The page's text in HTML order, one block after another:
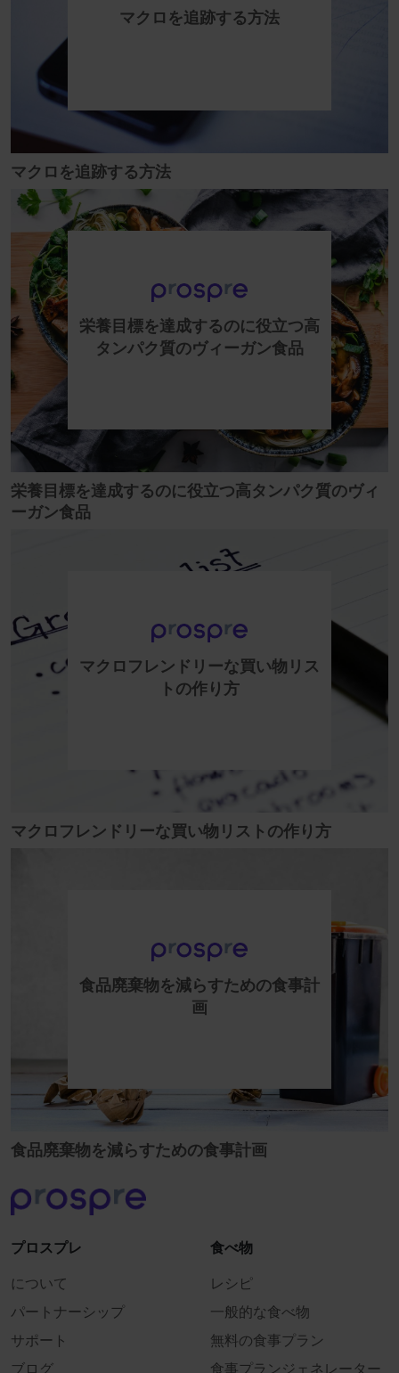
マクロを追跡する方法
マクロを追跡する方法
栄養目標を達成するのに役立つ高
タンパク質のヴィーガン食品
栄養目標を達成するのに役立つ高タンパク質のヴィ
ーガン食品
マクロフレンドリーな買い物リス
トの作り方
マクロフレンドリーな買い物リストの作り方
食品廃棄物を減らすための食事計
画
食品廃棄物を減らすための食事計画
プロスプレ
について
パートナーシップ
サポート
ブログ
食べ物
レシピ
一般的な食べ物
無料の食事プラン
食事プランジェネレーター